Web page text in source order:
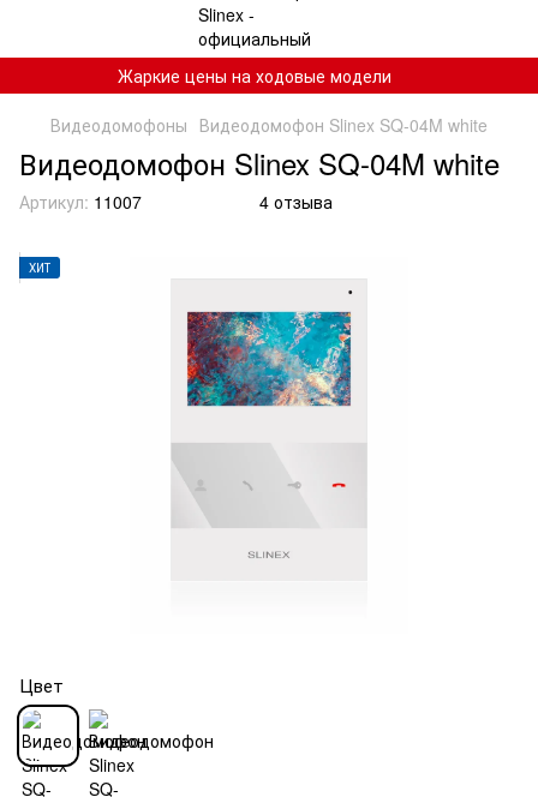
Жаркие цены на ходовые модели
Видеодомофоны Видеодомофон Slinex SQ-04M white
Видеодомофон Slinex SQ-04M white
Артикул: 11007 4 отзыва
ХИТ
Цвет